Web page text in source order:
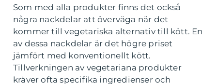
Som med alla produkter finns det också
några nackdelar att överväga när det
kommer till vegetariska alternativ till kött. En
av dessa nackdelar är det högre priset
jämfört med konventionellt kött.
Tillverkningen av vegetariana produkter
kräver ofta specifika ingredienser och